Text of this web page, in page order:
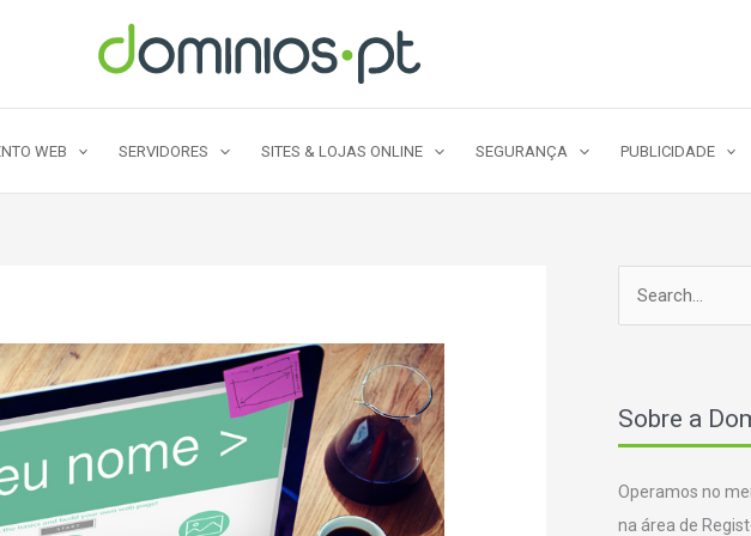
WEB SERVIDORES SITES & LOJAS ONLINE SEGURANÇA PUBLICIDADE
c
f
Sobre a
Operamos no
na área de